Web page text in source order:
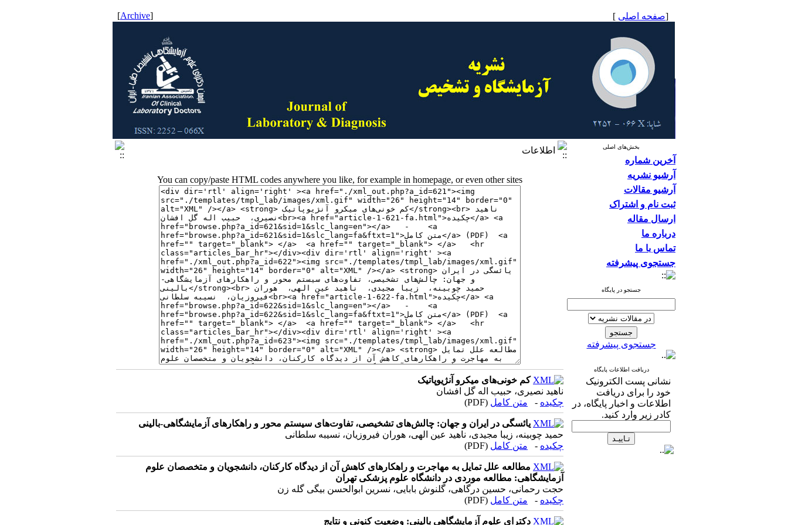
[صفحه اصلی ]
[
Archive
]
بخش‌های اصلی
آخرین شماره
آرشیو نشریه
آرشیو مقالات
ثبت نام و اشتراک
ارسال مقاله
درباره ما
تماس با ما
جستجوی پیشرفته
جستجو در پایگاه
جستجوی پیشرفته
دریافت اطلاعات پایگاه
نشانی پست الکترونیک
خود را برای دریافت
اطلاعات و اخبار پایگاه، در
کادر زیر وارد کنید.
اطلاعات
You can copy/paste HTML codes anywhere you like, for example in homepage, or even other sites
کم خونی‌های میکرو آنژیوپاتیک
ناهید نصیری، حبیب اله گل افشان
چکیده - متن کامل (PDF)
یائسگی در ایران و جهان: چالش‌های تشخیصی، تفاوت‌های سیستم ‌محور و راهکارهای آزمایشگاهی-بالینی
حمید چوبینه، زیبا مجیدی، ناهید عین الهی، هوران فیروزیان، نسیبه سلطانی
چکیده - متن کامل (PDF)
مطالعه علل تمایل به مهاجرت و راهکارهای کاهش آن از دیدگاه کارکنان، دانشجویان و متخصصان علوم
آزمایشگاهی: مطالعه موردی در دانشگاه علوم پزشکی تهران
حجت رحمانی، حسین درگاهی، گلنوش بابایی، نسرین ابوالحسن بیگی گله زن
چکیده - متن کامل (PDF)
دکترای علوم آزمایشگاهی بالینی: وضعیت کنونی و نتایج